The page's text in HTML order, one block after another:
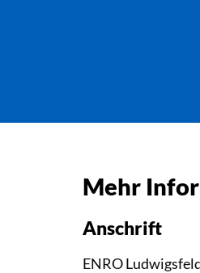
Mehr
Anschrift
ENRO